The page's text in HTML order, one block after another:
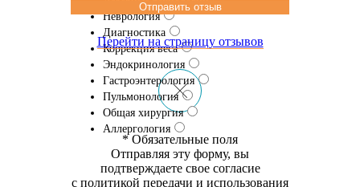
Неврология
Диагностика
Коррекция веса
Эндокринология
Гастроэнтерология
Пульмонология
Общая хирургия
Аллергология
Отправить отзыв
Перейти на страницу отзывов
* Обязательные поля
Отправляя эту форму, вы
подтверждаете свое согласие
с политикой передачи и использования